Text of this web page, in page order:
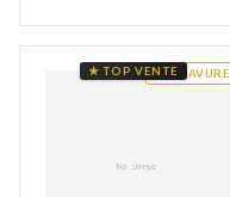
GRAVURE
★ TOP VENTE